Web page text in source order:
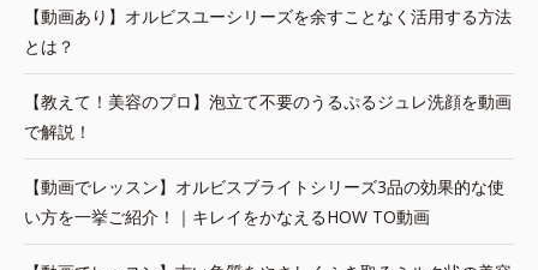
【動画あり】オルビスユーシリーズを余すことなく活用する方法
とは？
【教えて！美容のプロ】泡立て不要のうるぷるジュレ洗顔を動画
で解説！
【動画でレッスン】オルビスブライトシリーズ3品の効果的な使
い方を一挙ご紹介！｜キレイをかなえるHOW TO動画